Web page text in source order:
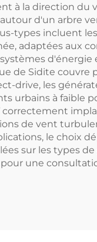
à la direction du
d'un arbre
types incluent
adaptées aux
d'énergie
de Sidite couvre
drive, les
urbains à faible
correctement
de vent
le choix
sur les types
pour une